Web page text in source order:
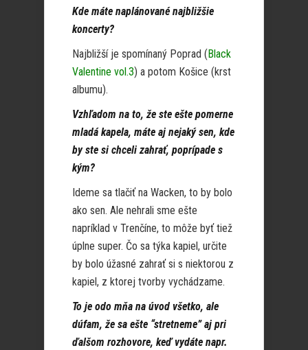
Kde máte naplánované najbližšie
koncerty?
Najbližší je spomínaný Poprad ( Black
Valentine vol.3) a potom Košice (krst
albumu).
Vzhľadom na to, že ste ešte pomerne
mladá kapela, máte aj nejaký sen, kde
by ste si chceli zahrať, poprípade s
kým?
Ideme sa tlačiť na Wacken, to by bolo
ako sen. Ale nehrali sme ešte
napríklad v Trenčíne, to môže byť tiež
úplne super. Čo sa týka kapiel, určite
by bolo úžasné zahrať si s niektorou z
kapiel, z ktorej tvorby vychádzame.
To je odo mňa na úvod všetko, ale
dúfam, že sa ešte “stretneme” aj pri
ďalšom rozhovore, keď vydáte napr.